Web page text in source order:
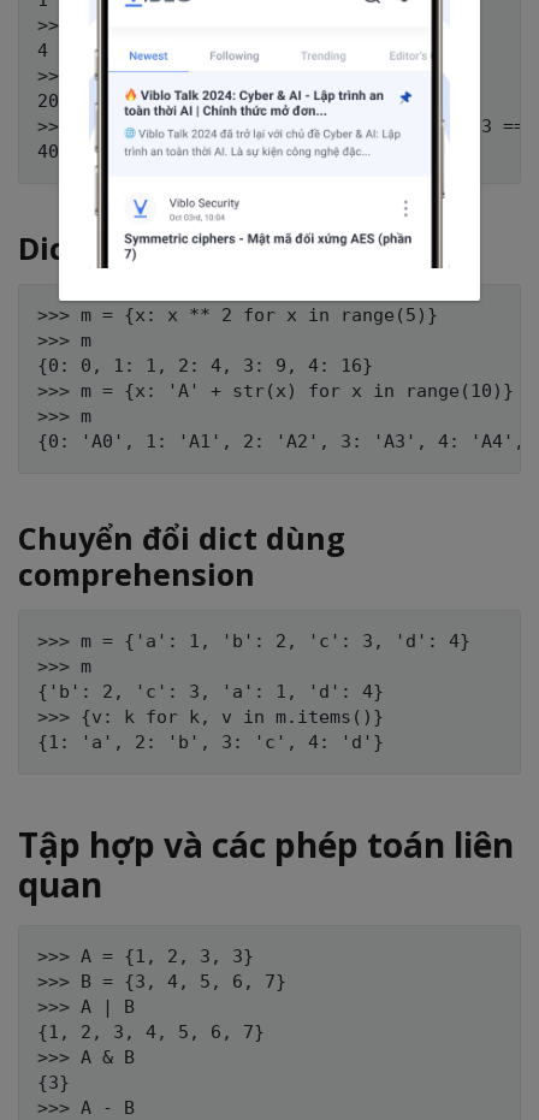
>>> next(g)
4
>>> sum(x ** 3 for x in range(10))
2025
>>> sum(x ** 3 for x in range(10) if x % 3 ==
Dict comprehension
>>> m = {x: x ** 2 for x in range(5)}
>>> m
{0: 0, 1: 1, 2: 4, 3: 9, 4: 16}
>>> m = {x: 'A' + str(x) for x in range(10)}
>>> m
Chuyển đổi dict dùng
comprehension
>>> m = {'a': 1, 'b': 2, 'c': 3, 'd': 4}
>>> m
{'b': 2, 'c': 3, 'a': 1, 'd': 4}
>>> {v: k for k, v in m.items()}
Tập hợp và các phép toán liên
quan
>>> A = {1, 2, 3, 3}
>>> B = {3, 4, 5, 6, 7}
>>> A | B
{1, 2, 3, 4, 5, 6, 7}
>>> A & B
{3}
>>> A - B